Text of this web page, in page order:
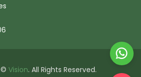
Vision. All Rights Reserved.